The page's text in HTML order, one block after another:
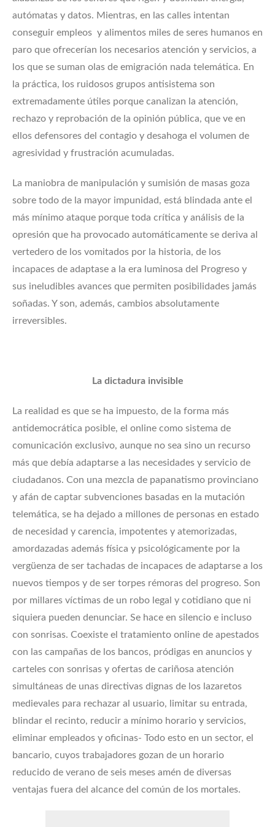
autómatas y datos. Mientras, en las calles intentan
conseguir empleos y alimentos miles de seres humanos en
paro que ofrecerían los necesarios atención y servicios, a
los que se suman olas de emigración nada telemática. En
la práctica, los ruidosos grupos antisistema son
extremadamente útiles porque canalizan la atención,
rechazo y reprobación de la opinión pública, que ve en
ellos defensores del contagio y desahoga el volumen de
agresividad y frustración acumuladas.
La maniobra de manipulación y sumisión de masas goza
sobre todo de la mayor impunidad, está blindada ante el
más mínimo ataque porque toda crítica y análisis de la
opresión que ha provocado automáticamente se deriva al
vertedero de los vomitados por la historia, de los
incapaces de adaptase a la era luminosa del Progreso y
sus ineludibles avances que permiten posibilidades jamás
soñadas. Y son, además, cambios absolutamente
irreversibles.
La dictadura invisible
La realidad es que se ha impuesto, de la forma más
antidemocrática posible, el online como sistema de
comunicación exclusivo, aunque no sea sino un recurso
más que debía adaptarse a las necesidades y servicio de
ciudadanos. Con una mezcla de papanatismo provinciano
y afán de captar subvenciones basadas en la mutación
telemática, se ha dejado a millones de personas en estado
de necesidad y carencia, impotentes y atemorizadas,
amordazadas además física y psicológicamente por la
vergüenza de ser tachadas de incapaces de adaptarse a los
nuevos tiempos y de ser torpes rémoras del progreso. Son
por millares víctimas de un robo legal y cotidiano que ni
siquiera pueden denunciar. Se hace en silencio e incluso
con sonrisas. Coexiste el tratamiento online de apestados
con las campañas de los bancos, pródigas en anuncios y
carteles con sonrisas y ofertas de cariñosa atención
simultáneas de unas directivas dignas de los lazaretos
medievales para rechazar al usuario, limitar su entrada,
blindar el recinto, reducir a mínimo horario y servicios,
eliminar empleados y oficinas- Todo esto en un sector, el
bancario, cuyos trabajadores gozan de un horario
reducido de verano de seis meses amén de diversas
ventajas fuera del alcance del común de los mortales.